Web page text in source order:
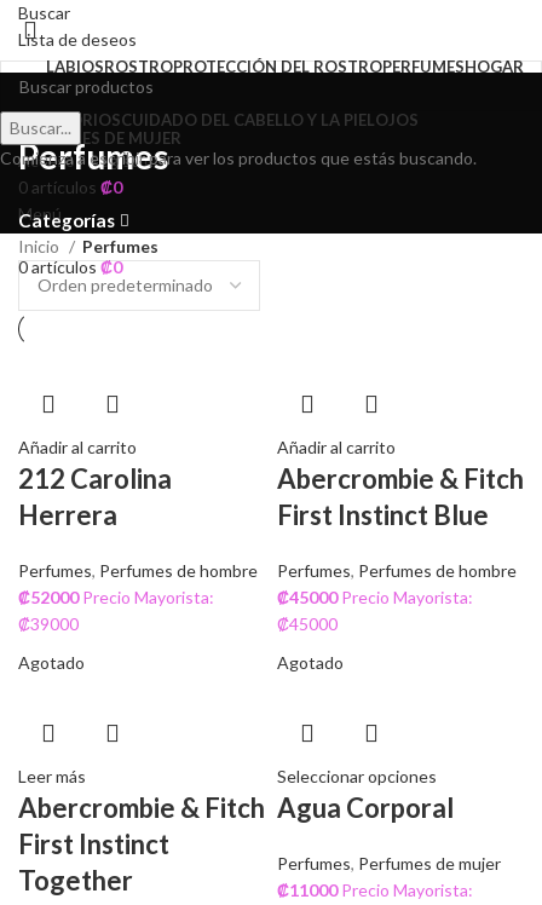
Buscar
Lista de deseos
LABIOSROSTROPROTECCIÓN DEL ROSTROPERFUMESHOGAR
ACCESORIOSCUIDADO DEL CABELLO Y LA PIEL OJOS
PERFUMES DE MUJER
Acceso / Registro
0artículos ₡0
Menú
0artículos₡0
Perfumes
Categorías
Inicio Perfumes
Añadir al carrito
212 Carolina
Herrera
Perfumes, Perfumes de hombre
₡52000 Precio Mayorista:
₡39000
Añadir al carrito
Abercrombie & Fitch
First Instinct Blue
Perfumes, Perfumes de hombre
₡45000 Precio Mayorista:
₡45000
Agotado
Leer más
Abercrombie & Fitch
First Instinct
Together
Agotado
Seleccionar opciones
Agua Corporal
Perfumes, Perfumes de mujer
₡11000 Precio Mayorista:
Buscar...
Comienza a escribir para ver los productos que estás buscando.